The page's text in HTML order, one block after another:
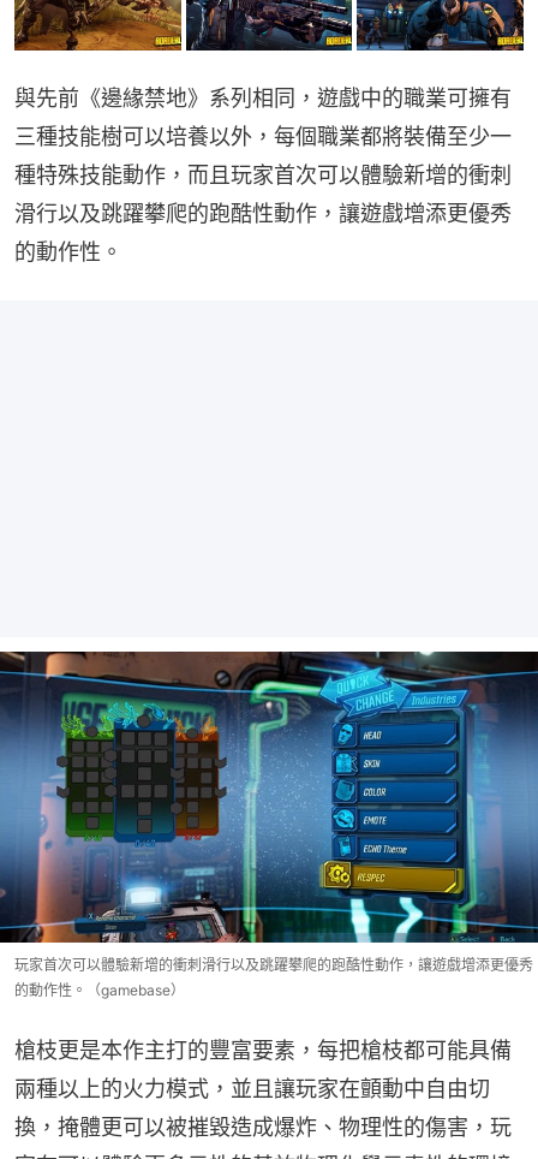
與先前《邊緣禁地》系列相同，遊戲中的職業可擁有
三種技能樹可以培養以外，每個職業都將裝備至少一
種特殊技能動作，而且玩家首次可以體驗新增的衝刺
滑行以及跳躍攀爬的跑酷性動作，讓遊戲增添更優秀
的動作性。
玩家首次可以體驗新增的衝刺滑行以及跳躍攀爬的跑酷性動作，讓遊戲增添更優秀
的動作性。（gamebase）
槍枝更是本作主打的豐富要素，每把槍枝都可能具備
兩種以上的火力模式，並且讓玩家在顫動中自由切
換，掩體更可以被摧毀造成爆炸、物理性的傷害，玩